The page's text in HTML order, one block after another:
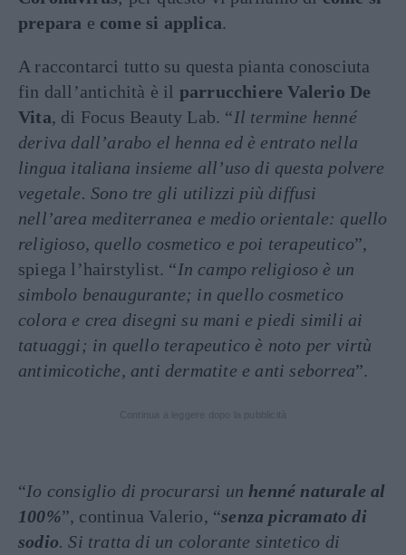
prepara e come si applica.
A raccontarci tutto su questa pianta conosciuta
fin dall’antichità è il parrucchiere Valerio De
Vita, di Focus Beauty Lab. “Il termine henné
deriva dall’arabo el henna ed è entrato nella
lingua italiana insieme all’uso di questa polvere
vegetale. Sono tre gli utilizzi più diffusi
nell’area mediterranea e medio orientale: quello
religioso, quello cosmetico e poi terapeutico”,
spiega l’hairstylist. “In campo religioso è un
simbolo benaugurante; in quello cosmetico
colora e crea disegni su mani e piedi simili ai
tatuaggi; in quello terapeutico è noto per virtù
antimicotiche, anti dermatite e anti seborrea”.
“Io consiglio di procurarsi un henné naturale al
100%”, continua Valerio, “senza picramato di
sodio. Si tratta di un colorante sintetico di